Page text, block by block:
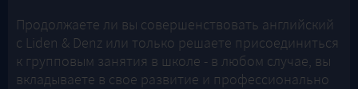
Продолжаете ли вы совершенствовать английский
с Liden & Denz или только решаете присоединиться
к групповым занятия в школе - в любом случае, вы
вкладываете в свое развитие и профессионально